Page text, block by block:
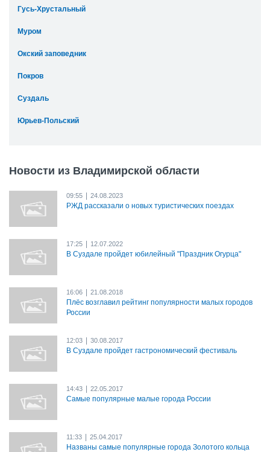
Гусь-Хрустальный
Муром
Окский заповедник
Покров
Суздаль
Юрьев-Польский
Новости из Владимирской области
09:55 24.08.2023
РЖД рассказали о новых туристических поездах
17:25 12.07.2022
В Суздале пройдет юбилейный "Праздник Огурца"
16:06 21.08.2018
Плёс возглавил рейтинг популярности малых городов
России
12:03 30.08.2017
В Суздале пройдет гастрономический фестиваль
14:43 22.05.2017
Самые популярные малые города России
11:33 25.04.2017
Названы самые популярные города Золотого кольца